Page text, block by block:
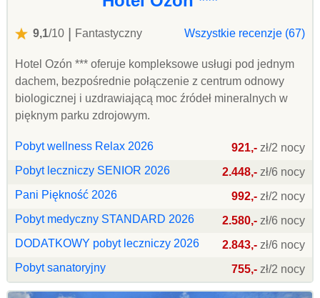
9,1/10 Fantastyczny Wszystkie recenzje (67)
Hotel Ozón *** oferuje kompleksowe usługi pod jednym
dachem, bezpośrednie połączenie z centrum odnowy
biologicznej i uzdrawiającą moc źródeł mineralnych w
pięknym parku zdrojowym.
Pobyt wellness Relax 2026 921,- zł/2 nocy
Pobyt leczniczy SENIOR 2026
2.448,- zł/6 nocy
Pani Piękność 2026
992,- zł/2 nocy
Pobyt medyczny STANDARD 2026
2.580,- zł/6 nocy
DODATKOWY pobyt leczniczy 2026
2.843,- zł/6 nocy
Pobyt sanatoryjny
755,- zł/2 nocy